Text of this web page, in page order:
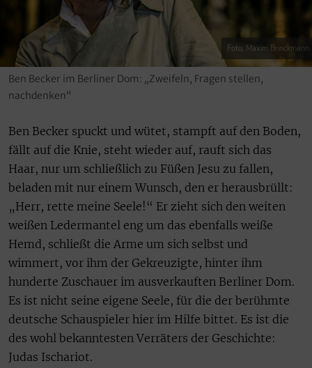
Foto: Maxim Brinckmann
Ben Becker im Berliner Dom: „Zweifeln, Fragen stellen,
nachdenken“
Ben Becker spuckt und wütet, stampft auf den Boden,
fällt auf die Knie, steht wieder auf, rauft sich das
Haar, nur um schließlich zu Füßen Jesu zu fallen,
beladen mit nur einem Wunsch, den er herausbrüllt:
„Herr, rette meine Seele!“ Er zieht sich den weiten
weißen Ledermantel eng um das ebenfalls weiße
Hemd, schließt die Arme um sich selbst und
wimmert, vor ihm der Gekreuzigte, hinter ihm
hunderte Zuschauer im ausverkauften Berliner Dom.
Es ist nicht seine eigene Seele, für die der berühmte
deutsche Schauspieler hier im Hilfe bittet. Es ist die
des wohl bekanntesten Verräters der Geschichte:
Judas Ischariot.